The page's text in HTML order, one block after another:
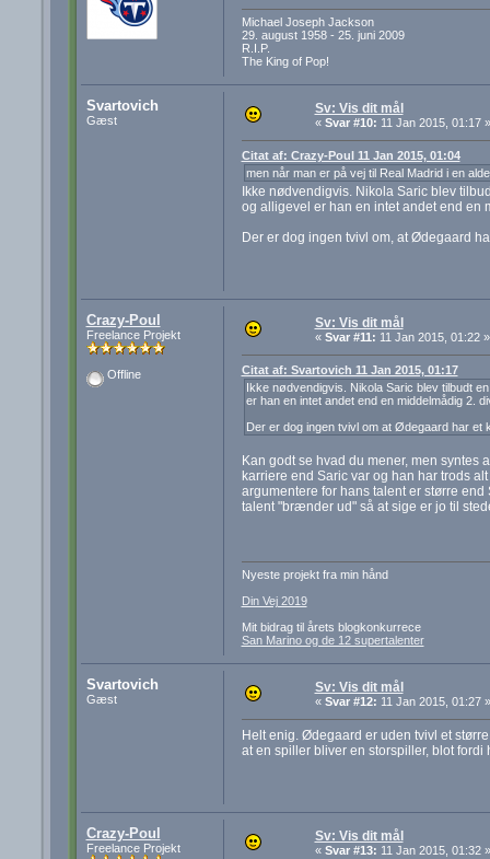
Michael Joseph Jackson
29. august 1958 - 25. juni 2009
R.I.P.
The King of Pop!
Svartovich
Gæst
Sv: Vis dit mål
« Svar #10: 11 Jan 2015, 01:17 »
Citat af: Crazy-Poul 11 Jan 2015, 01:04
men når man er på vej til Real Madrid i en
Ikke nødvendigvis. Nikola Saric blev
og alligevel er han en intet andet end en
Der er dog ingen tvivl om, at Ødegaard
Crazy-Poul
Freelance Projekt
Offline
Sv: Vis dit mål
« Svar #11: 11 Jan 2015, 01:22 »
Citat af: Svartovich 11 Jan 2015, 01:17
Ikke nødvendigvis. Nikola Saric blev tilbudt
er han en intet andet end en middelmådig 2.
Der er dog ingen tvivl om at Ødegaard har et
Kan godt se hvad du mener, men
karriere end Saric var og han har trods
argumentere for hans talent er større
talent "brænder ud" så at sige er jo til
Nyeste projekt fra min hånd
Din Vej 2019
Mit bidrag til årets blogkonkurrece
San Marino og de 12 supertalenter
Svartovich
Gæst
Sv: Vis dit mål
« Svar #12: 11 Jan 2015, 01:27 »
Helt enig. Ødegaard er uden tvivl et
at en spiller bliver en storspiller, blot
Crazy-Poul
Freelance Projekt
Sv: Vis dit mål
« Svar #13: 11 Jan 2015, 01:32 »